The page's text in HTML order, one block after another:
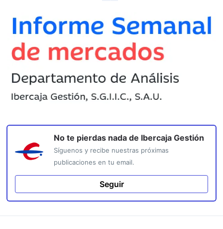
No te pierdas nada de Ibercaja Gestión
Síguenos y recibe nuestras próximas
publicaciones en tu email.
Seguir